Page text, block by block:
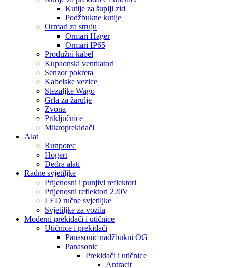
Kutije za šuplji zid
Podžbukne kutije
Ormari za struju
Ormari Hager
Ormari IP65
Produžni kabel
Kupaonski ventilatori
Senzor pokreta
Kabelske vezice
Stezaljke Wago
Grla za žarulje
Zvona
Priključnice
Mikroprekidači
Alat
Runpotec
Hogert
Dedra alati
Radne svjetiljke
Prijenosni i punjivi reflektori
Prijenosni reflektori 220V
LED ručne svjetiljke
Svjetiljke za vozila
Moderni prekidači i utičnice
Utičnice i prekidači
Panasonic nadžbukni OG
Panasonic
Prekidači i utičnice
Antracit